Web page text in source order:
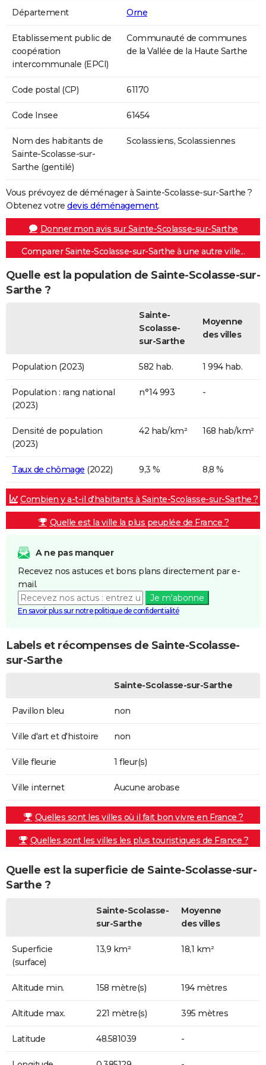
Département Orne
Etablissement public de
coopération
intercommunale (EPCI)
Communauté de communes
de la Vallée de la Haute Sarthe
Code postal (CP) 61170
Code Insee 61454
Nom des habitants de
Sainte-Scolasse-sur-
Sarthe (gentilé)
Scolassiens, Scolassiennes
Vous prévoyez de déménager à Sainte-Scolasse-sur-Sarthe ?
Obtenez votre devis déménagement.
Donner mon avis sur Sainte-Scolasse-sur-Sarthe
Comparer Sainte-Scolasse-sur-Sarthe à une autre ville...
Quelle est la population de Sainte-Scolasse-sur-
Sarthe ?
Sainte-
Scolasse-
sur-Sarthe
Moyenne
des villes
Population (2023) 582 hab. 1 994 hab.
Population : rang national
(2023)
n°14 993 -
Densité de population
(2023)
42 hab/km² 168 hab/km²
Taux de chômage (2022) 9,3 % 8,8 %
Combien y a-t-il d'habitants à Sainte-Scolasse-sur-Sarthe ?
Quelle est la ville la plus peuplée de France ?
A ne pas manquer
Recevez nos astuces et bons plans directement par e-
mail.
Je m'abonne
En savoir plus sur notre politique de confidentialité
Labels et récompenses de Sainte-Scolasse-
sur-Sarthe
Sainte-Scolasse-sur-Sarthe
Pavillon bleu non
Ville d'art et d'histoire non
Ville fleurie 1 fleur(s)
Ville internet Aucune arobase
Quelles sont les villes où il fait bon vivre en France ?
Quelles sont les villes les plus touristiques de France ?
Quelle est la superficie de Sainte-Scolasse-sur-
Sarthe ?
Sainte-Scolasse-
sur-Sarthe
Moyenne
des villes
Superficie
(surface)
13,9 km² 18,1 km²
Altitude min. 158 mètre(s) 194 mètres
Altitude max. 221 mètre(s) 395 mètres
Latitude 48.581039 -